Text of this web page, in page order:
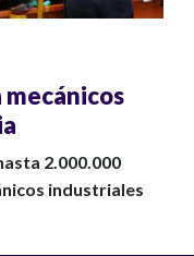
mecánicos
2.000.000
industriales